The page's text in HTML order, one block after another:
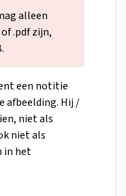
alleen
.pdf zijn,
een notitie
afbeelding. Hij /
niet als
niet als
in het